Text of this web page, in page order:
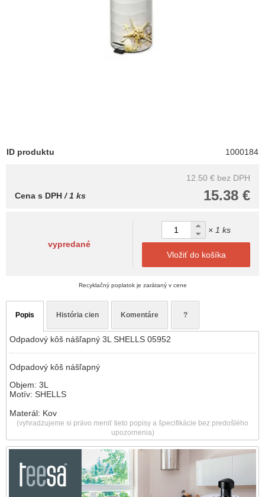
ID produktu 1000184
12.50 € bez DPH
15.38 €
Cena s DPH/ 1 ks
vypredané
× 1 ks
Vložiť do košíka
Recyklačný poplatok je zarátaný v cene
Popis História cien Komentáre ?
Odpadový kôš nášľapný 3L SHELLS 05952
Odpadový kôš nášľapný
Objem: 3L
Motív: SHELLS
Materál: Kov
(vyhradzujeme si právo meniť tieto popisy a špecifikácie bez predošlého
upozornenia)